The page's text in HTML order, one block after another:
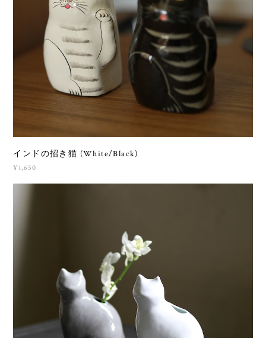
インドの招き猫 (White/Black)
¥1,650